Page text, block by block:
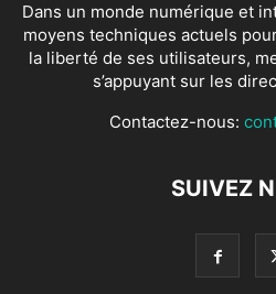
Dans un monde numérique et
moyens techniques actuels
la liberté de ses utilisateurs,
s’appuyant sur les
Contactez-nous:
SUIVEZ